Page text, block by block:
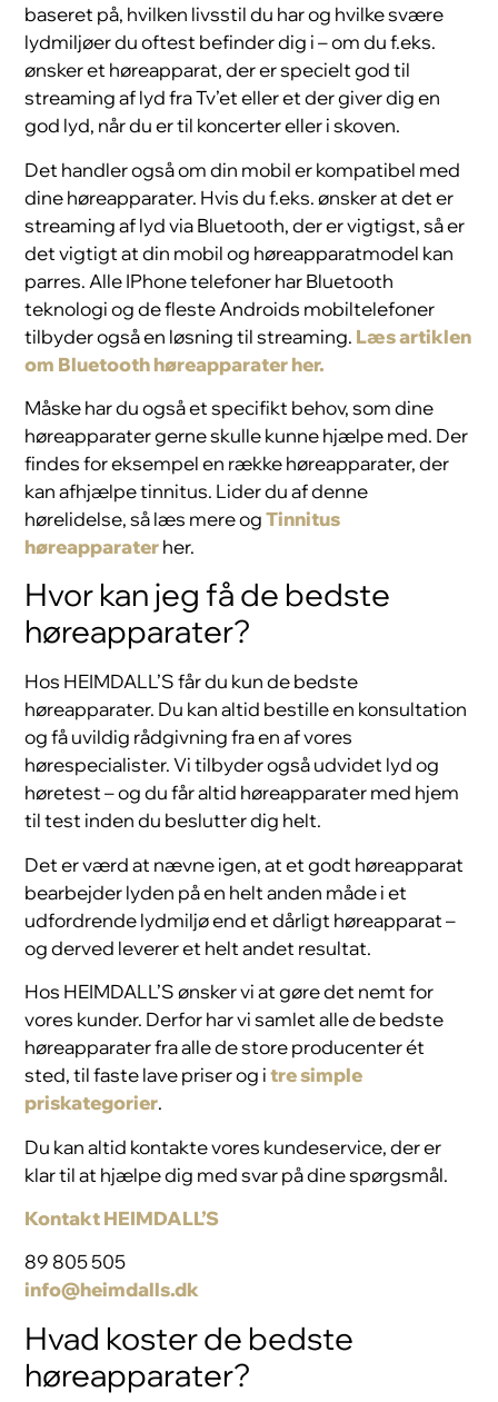
baseret på, hvilken livsstil du har og hvilke svære
lydmiljøer du oftest befinder dig i – om du f.eks.
ønsker et høreapparat, der er specielt god til
streaming af lyd fra Tv’et eller et der giver dig en
god lyd, når du er til koncerter eller i skoven.
Det handler også om din mobil er kompatibel med
dine høreapparater. Hvis du f.eks. ønsker at det er
streaming af lyd via Bluetooth, der er vigtigst, så er
det vigtigt at din mobil og høreapparatmodel kan
parres. Alle IPhone telefoner har Bluetooth
teknologi og de fleste Androids mobiltelefoner
tilbyder også en løsning til streaming. Læs artiklen
om Bluetooth høreapparater her.
Måske har du også et specifikt behov, som dine
høreapparater gerne skulle kunne hjælpe med. Der
findes for eksempel en række høreapparater, der
kan afhjælpe tinnitus. Lider du af denne
hørelidelse, så læs mere ogTinnitus
høreapparaterher.
Hvor kan jeg få de bedste
høreapparater?
Hos HEIMDALL’S får du kun de bedste
høreapparater. Du kan altid bestille en konsultation
og få uvildig rådgivning fra en af vores
hørespecialister. Vi tilbyder også udvidet lyd og
høretest – og du får altid høreapparater med hjem
til test inden du beslutter dig helt.
Det er værd at nævne igen, at et godt høreapparat
bearbejder lyden på en helt anden måde i et
udfordrende lydmiljø end et dårligt høreapparat –
og derved leverer et helt andet resultat.
Hos HEIMDALL’S ønsker vi at gøre det nemt for
vores kunder. Derfor har vi samlet alle de bedste
høreapparater fra alle de store producenter ét
sted, til faste lave priser og itre simple
priskategorier.
Du kan altid kontakte vores kundeservice, der er
klar til at hjælpe dig med svar på dine spørgsmål.
Kontakt HEIMDALL’S
89 805 505
info@heimdalls.dk
Hvad koster de bedste
høreapparater?